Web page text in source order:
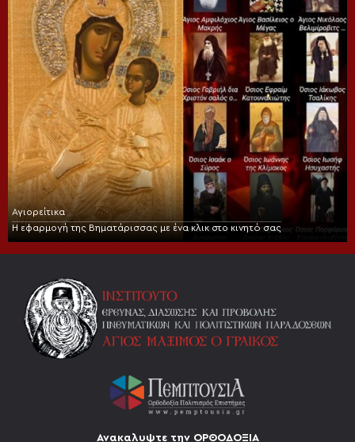
Αγιορείτικα
Η εφαρμογή της Βηματάρισσας με ένα κλικ στο κινητό σας
Ανακαλυψτε την ΟΡΘΟΔΟΞΙΑ